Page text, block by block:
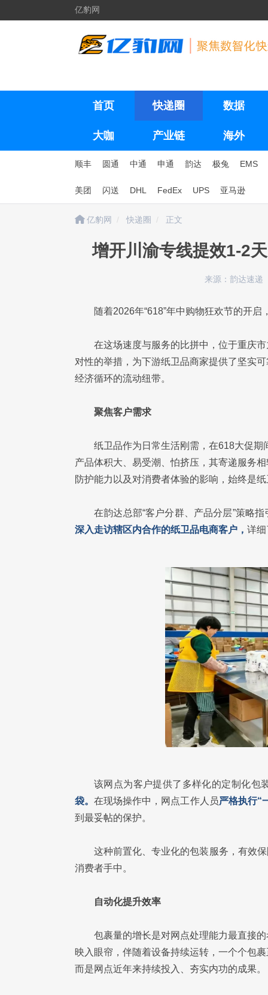
亿豹网
首页 快递圈 数据
大咖 产业链 海外
顺丰 圆通 中通 申通 韵达 极兔 EMS
美团 闪送 DHL FedEx UPS 亚马逊
亿豹网 快递圈 正文
增开川渝专线提效1-2
来源：韵达速递
随着2026年“618”年中购物狂欢节的开
在这场速度与服务的比拼中，位于重庆
对性的举措，为下游纸卫品商家提供了坚实
经济循环的流动纽带。
聚焦客户需求
纸卫品作为日常生活刚需，在618大促
产品体积大、易受潮、怕挤压，其寄递服务
防护能力以及对消费者体验的影响，始终是
在韵达总部“客户分群、产品分层”策略
深入走访辖区内合作的纸卫品电商客户， 详
该网点为客户提供了多样化的定制化包
袋。在现场操作中，网点工作人员严格执行“
到最妥帖的保护。
这种前置化、专业化的包装服务，有效
消费者手中。
自动化提升效率
包裹量的增长是对网点处理能力最直接
映入眼帘，伴随着设备持续运转，一个个包
而是网点近年来持续投入、夯实内功的成果。